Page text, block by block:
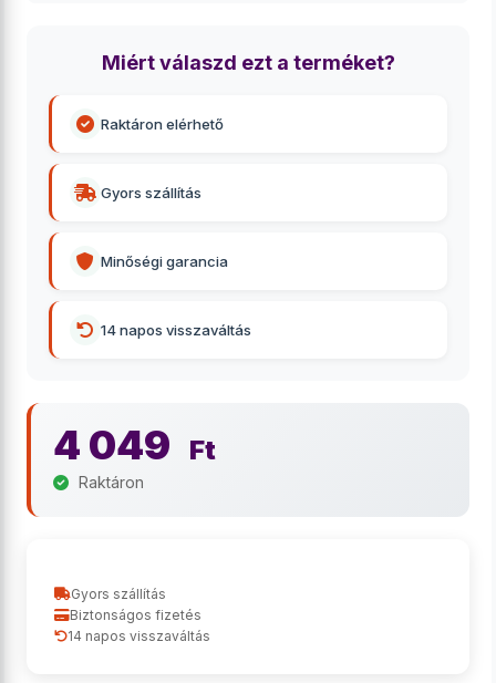
Miért válaszd ezt a terméket?
Raktáron elérhető
Gyors szállítás
Minőségi garancia
14 napos visszaváltás
4 049 Ft
Raktáron
Gyors szállítás
Biztonságos fizetés
14 napos visszaváltás